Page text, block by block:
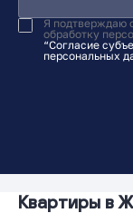
Я подтверждаю
обработку
“Согласие
персональных
Квартиры в